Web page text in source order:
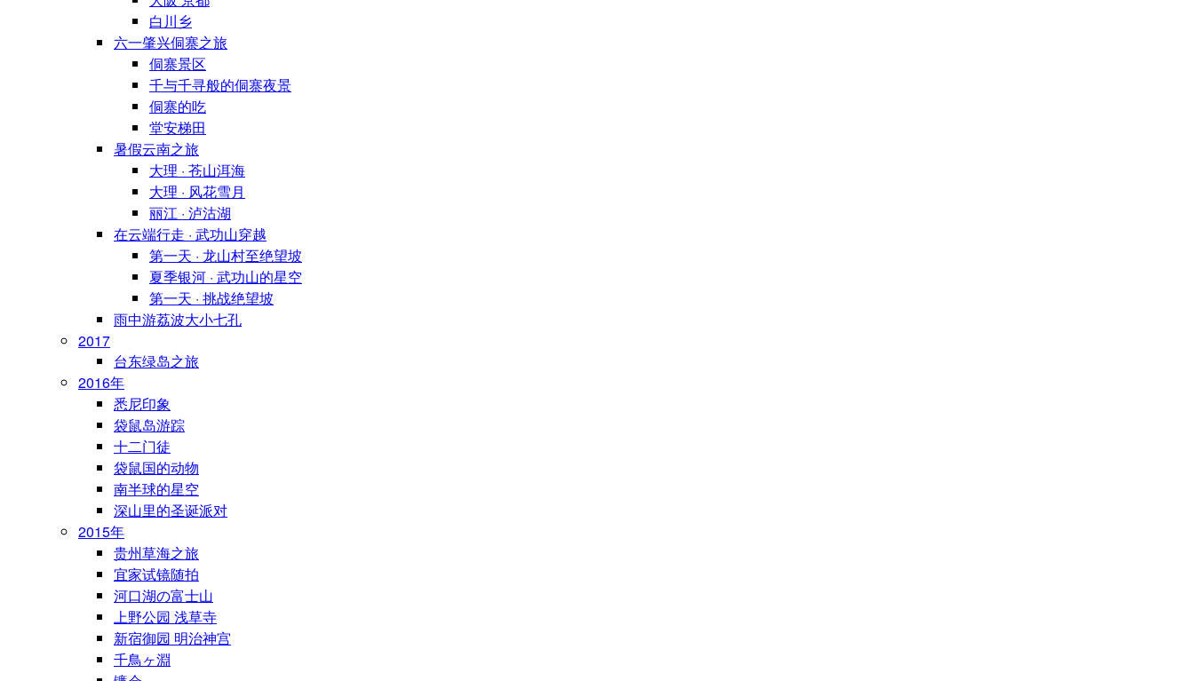
白川乡
六一肇兴侗寨之旅
侗寨景区
千与千寻般的侗寨夜景
侗寨的吃
堂安梯田
暑假云南之旅
大理 · 苍山洱海
大理 · 风花雪月
丽江 · 泸沽湖
在云端行走 · 武功山穿越
第一天 · 龙山村至绝望坡
夏季银河 · 武功山的星空
第一天 · 挑战绝望坡
雨中游荔波大小七孔
2017
台东绿岛之旅
2016年
悉尼印象
袋鼠岛游踪
十二门徒
袋鼠国的动物
南半球的星空
深山里的圣诞派对
2015年
贵州草海之旅
宜家试镜随拍
河口湖の富士山
上野公园 浅草寺
新宿御园 明治神宫
千鳥ヶ淵